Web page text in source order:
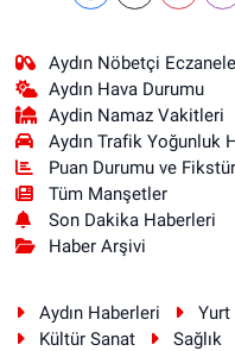
Aydın Nöbetçi
Aydın Hava Durumu
Aydin Namaz Vakitleri
Aydın Trafik Yoğunluk
Puan Durumu ve Fikstür
Tüm Manşetler
Son Dakika Haberleri
Haber Arşivi
Aydın Haberleri Yurt
Kültür Sanat
Sağlık